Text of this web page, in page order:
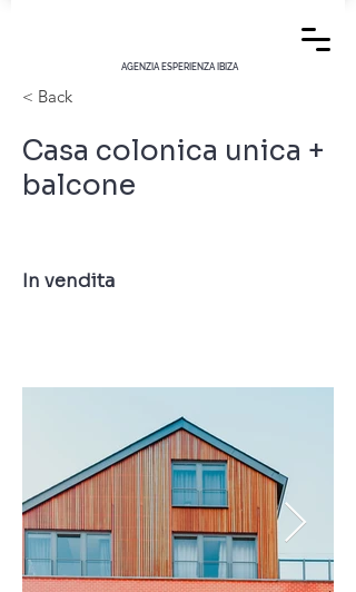
AGENZIA ESPERIENZA IBIZA
< Back
Casa colonica unica +
balcone
In vendita